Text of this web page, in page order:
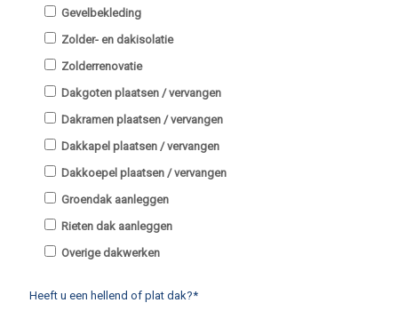
Gevelbekleding
Zolder- en dakisolatie
Zolderrenovatie
Dakgoten plaatsen / vervangen
Dakramen plaatsen / vervangen
Dakkapel plaatsen / vervangen
Dakkoepel plaatsen / vervangen
Groendak aanleggen
Rieten dak aanleggen
Overige dakwerken
Heeft u een hellend of plat dak?*